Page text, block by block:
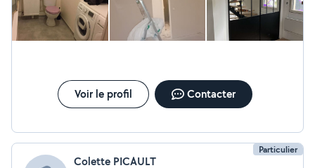
Voir le profil Contacter
Particulier
Colette PICAULT